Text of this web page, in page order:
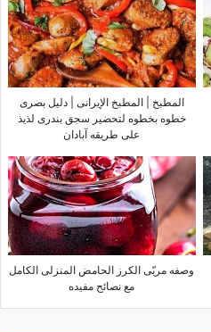
المطبخ | المطبخ الإیرانی | دلیل بصری
خطوه بخطوه لتحضیر سجق بندری لذیذ
على طریقه آبادان
وصفه مربّى الکرز الحامض المنزلی الکامل
مع نصائح مفیده